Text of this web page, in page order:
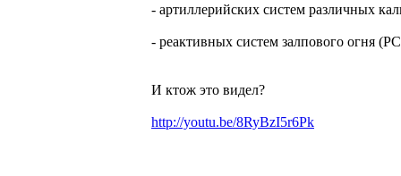
- артиллерийских систем различных
- реактивных систем залпового огня
И ктож это видел?
http://youtu.be/8RyBzI5r6Pk